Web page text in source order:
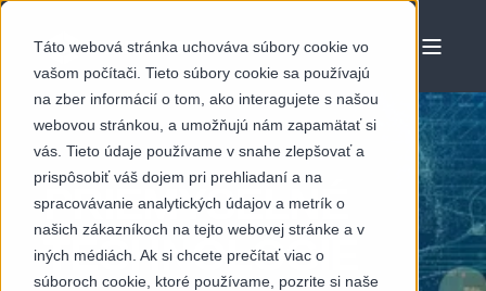
Táto webová stránka uchováva súbory cookie vo
vašom počítači. Tieto súbory cookie sa používajú
na zber informácií o tom, ako interagujete s našou
webovou stránkou, a umožňujú nám zapamätať si
vás. Tieto údaje používame v snahe zlepšovať a
prispôsobiť váš dojem pri prehliadaní a na
spracovávanie analytických údajov a metrík o
našich zákazníkoch na tejto webovej stránke a v
iných médiách. Ak si chcete prečítať viac o
súboroch cookie, ktoré používame, pozrite si naše
PRIEMYSELNÉ
TECHNOLÓGIE